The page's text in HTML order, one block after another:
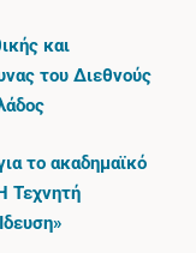
και
του Διεθνούς
το ακαδημαϊκό
Τεχνητή